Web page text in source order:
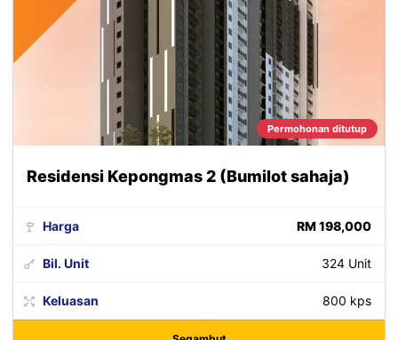
Permohonan ditutup
Residensi Kepongmas 2 (Bumilot sahaja)
Harga RM 198,000
Bil. Unit 324 Unit
Keluasan 800 kps